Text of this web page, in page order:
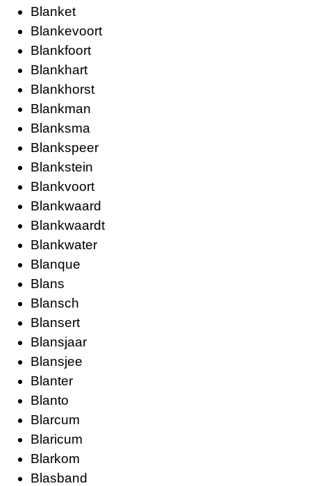
Blanket
Blankevoort
Blankfoort
Blankhart
Blankhorst
Blankman
Blanksma
Blankspeer
Blankstein
Blankvoort
Blankwaard
Blankwaardt
Blankwater
Blanque
Blans
Blansch
Blansert
Blansjaar
Blansjee
Blanter
Blanto
Blarcum
Blaricum
Blarkom
Blasband